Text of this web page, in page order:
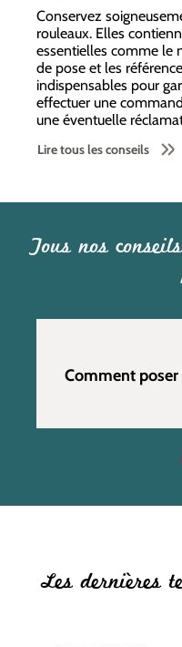
Conservez
rouleaux. Elles
essentielles comme le
de pose et les
indispensables pour
effectuer une
une éventuelle
Lire tous les conseils
Tous nos
Comment
Les dernières